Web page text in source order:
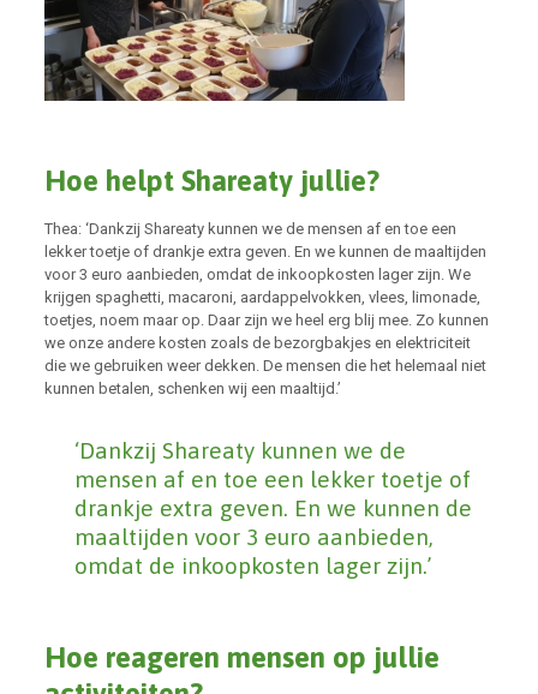
Hoe helpt Shareaty jullie?
Thea: ‘Dankzij Shareaty kunnen we de mensen af en toe een
lekker toetje of drankje extra geven. En we kunnen de maaltijden
voor 3 euro aanbieden, omdat de inkoopkosten lager zijn. We
krijgen spaghetti, macaroni, aardappelvokken, vlees, limonade,
toetjes, noem maar op. Daar zijn we heel erg blij mee. Zo kunnen
we onze andere kosten zoals de bezorgbakjes en elektriciteit
die we gebruiken weer dekken. De mensen die het helemaal niet
kunnen betalen, schenken wij een maaltijd.’
‘Dankzij Shareaty kunnen we de
mensen af en toe een lekker toetje of
drankje extra geven. En we kunnen de
maaltijden voor 3 euro aanbieden,
omdat de inkoopkosten lager zijn.’
Hoe reageren mensen op jullie